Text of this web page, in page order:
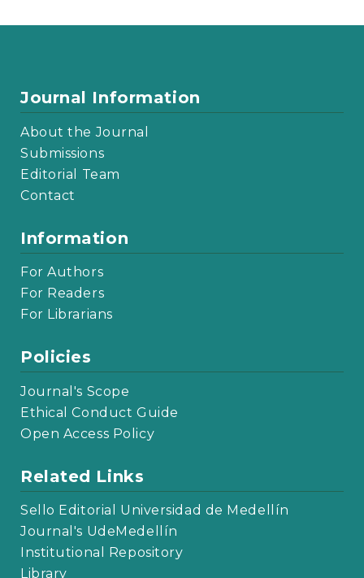
Journal Information
About the Journal
Submissions
Editorial Team
Contact
Information
For Authors
For Readers
For Librarians
Policies
Journal's Scope
Ethical Conduct Guide
Open Access Policy
Related Links
Sello Editorial Universidad de Medellín
Journal's UdeMedellín
Institutional Repository
Library